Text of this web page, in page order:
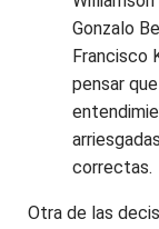
Gonzalo
Francisco
pensar
correctas.
Otra de las